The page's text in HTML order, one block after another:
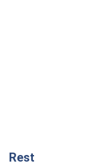
Rest